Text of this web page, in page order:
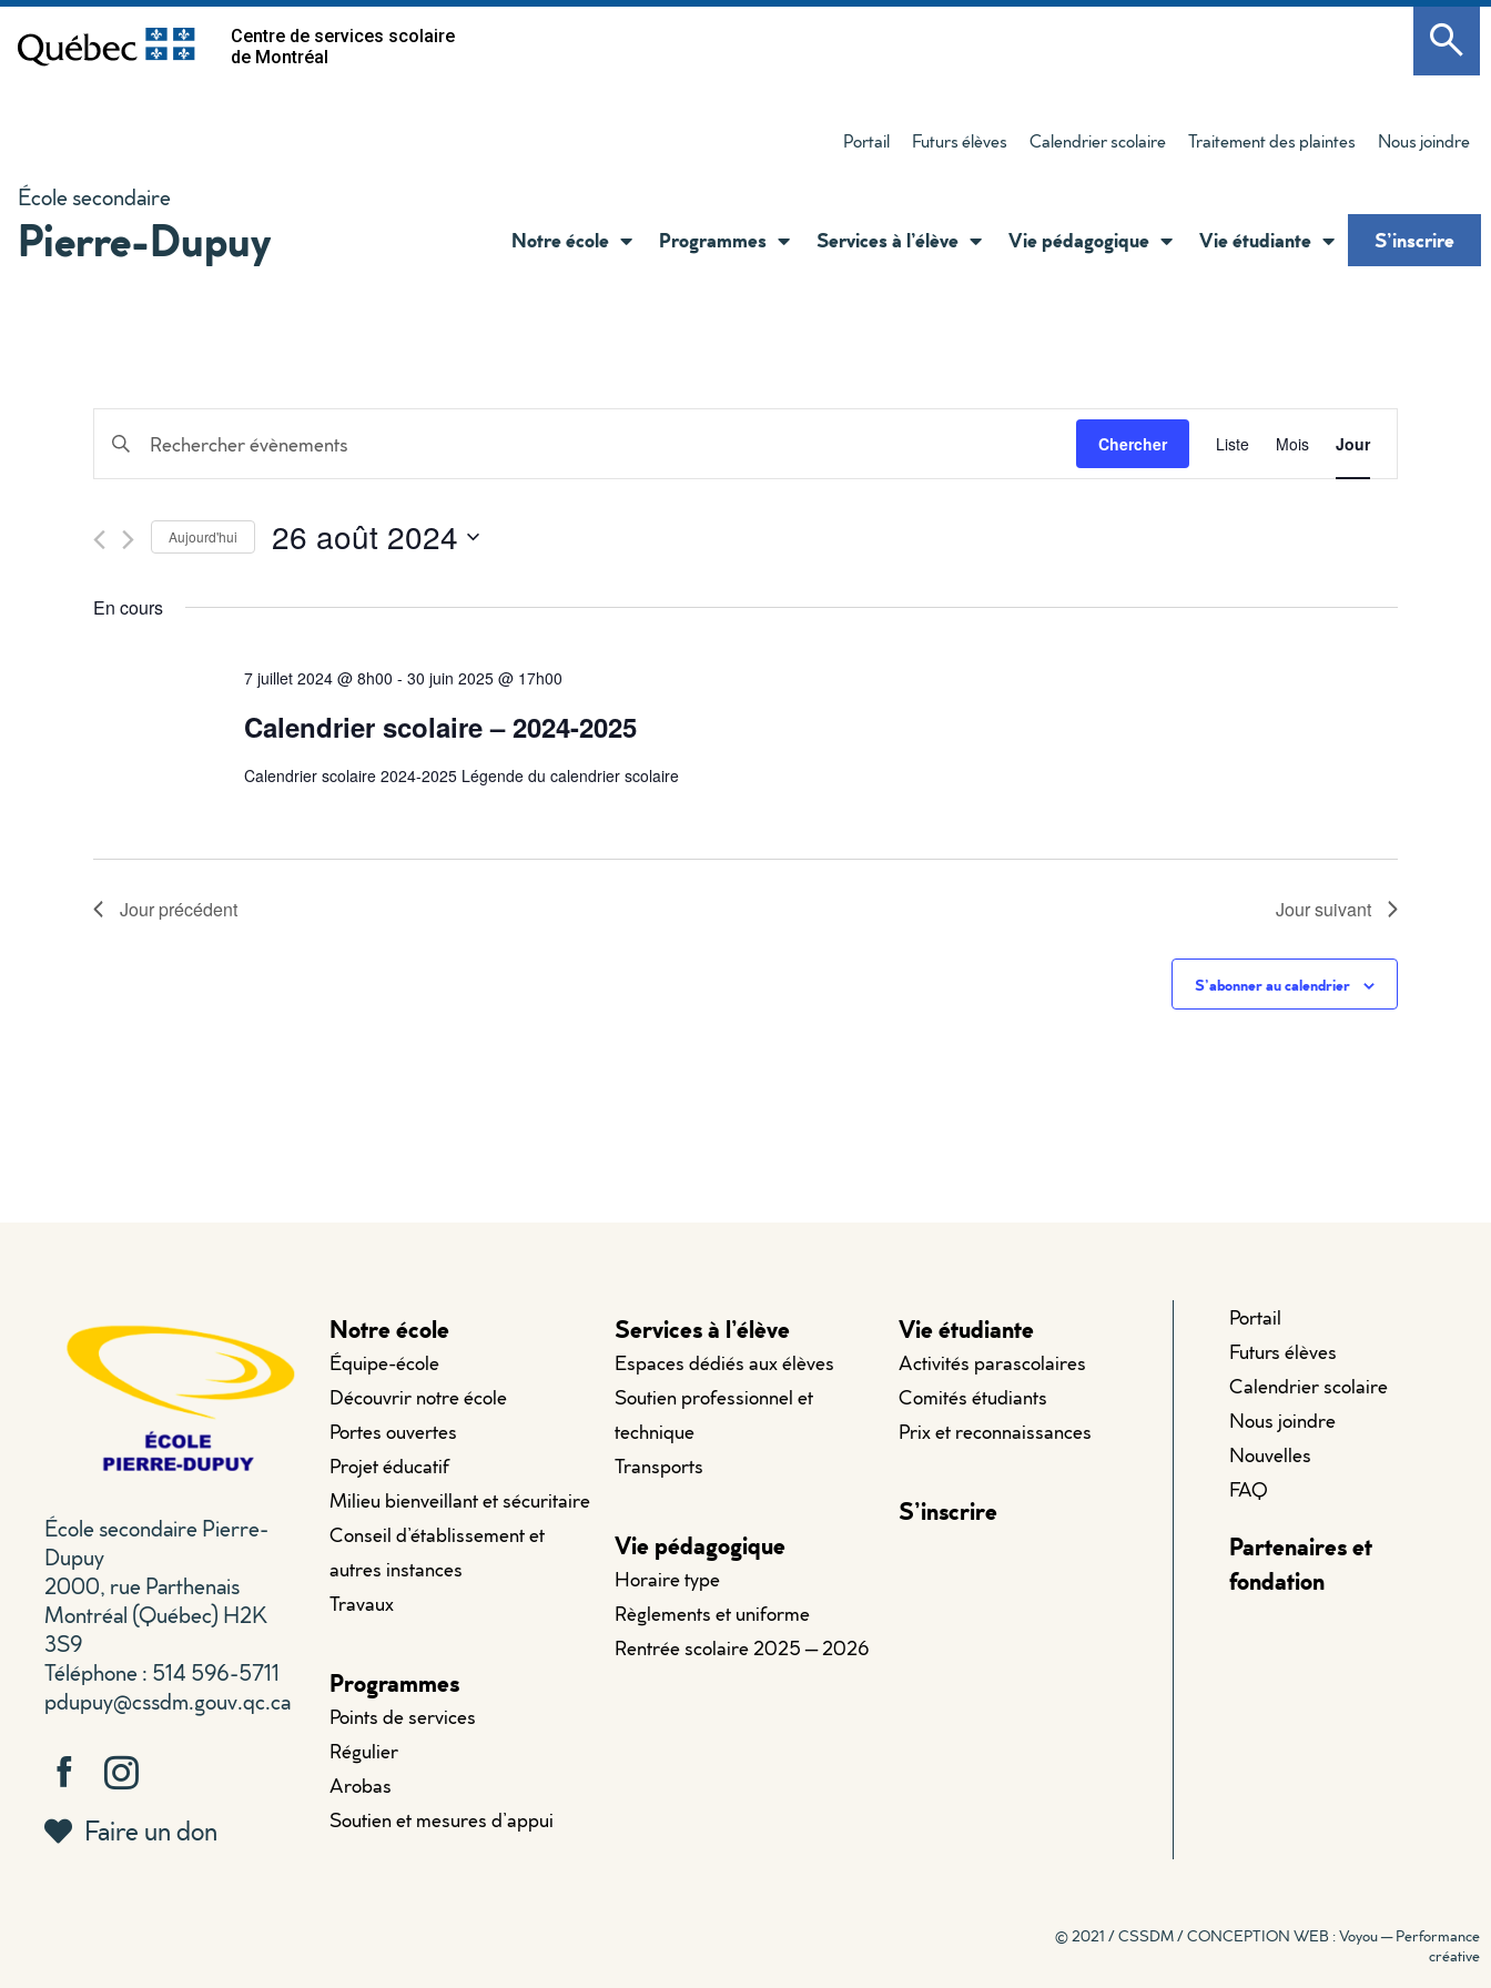
Centre de services scolaire
de Montréal
École secondaire
Pierre-Dupuy
Portail Futurs élèves Calendrier scolaire Traitement des plaintes Nous joindre
Notre école Programmes Services à l’élève Vie pédagogique Vie étudiante S’inscrire
Recherche
et
navigation
de
Évènements
Saisir
mot-
clé.
Rechercher
Évènements
mot-
clé.
Chercher de
Liste Mois Jour
Aujourd'hui 26 août 2024
une
En cours
7 juillet 2024 @ 8h00 - 30 juin 2025 @ 17h00
Calendrier scolaire – 2024-2025
Calendrier scolaire 2024-2025 Légende du calendrier scolaire
Jour précédent Jour suivant
S’abonner au calendrier
École secondaire Pierre-
Dupuy
2000, rue Parthenais
Montréal (Québec) H2K
3S9
Téléphone : 514 596-5711
pdupuy@cssdm.gouv.qc.ca
Faire un don
Notre école
Équipe-école
Découvrir notre école
Portes ouvertes
Projet éducatif
Milieu bienveillant et sécuritaire
Conseil d’établissement et
autres instances
Travaux
Programmes
Points de services
Régulier
Arobas
Soutien et mesures d’appui
Services à l’élève
Espaces dédiés aux élèves
Soutien professionnel et
technique
Transports
Vie pédagogique
Horaire type
Règlements et uniforme
Rentrée scolaire 2025 – 2026
Vie étudiante
Activités parascolaires
Comités étudiants
Prix et reconnaissances
S’inscrire
Portail
Futurs élèves
Calendrier scolaire
Nous joindre
Nouvelles
FAQ
Partenaires et
fondation
© 2021 / CSSDM /CONCEPTION WEB : Voyou — Performance
créative